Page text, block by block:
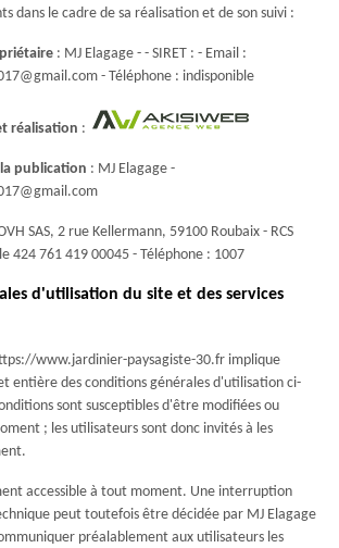
dans le cadre de sa réalisation et de son suivi :
: MJ Elagage - - SIRET : - Email :
- Téléphone : indisponible
réalisation :
publication : MJ Elagage -
SAS, 2 rue Kellermann, 59100 Roubaix - RCS
424 761 419 00045 - Téléphone : 1007
d'utilisation du site et des services
www.jardinier-paysagiste-30.fr implique
entière des conditions générales d'utilisation ci-
sont susceptibles d'être modifiées ou
; les utilisateurs sont donc invités à les
accessible à tout moment. Une interruption
peut toutefois être décidée par MJ Elagage
préalablement aux utilisateurs les